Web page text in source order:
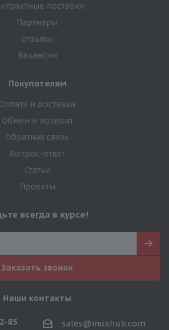
поставки
Партнеры
Отзывы
Вакансии
Покупателям
Оплата и доставка
Обмен и возврат
Обратная связь
Вопрос-ответ
Статьи
Проекты
всегда в курсе!
Заказать звонок
Наши контакты
85 sales@inoxhub.com